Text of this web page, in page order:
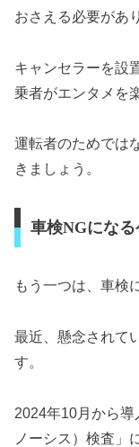
おさえる必要があ
キャンセラーを設
乗者がエンタメを
運転者のためでは
きましょう。
車検NGにな
もう一つは、車検
最近、懸念されて
す。
2024年10月から
ノーシス）検査」